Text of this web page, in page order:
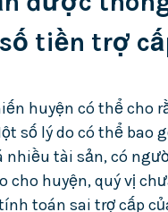
tiền trợ
huyện có thể cho
số lý do có thể
nhiều tài sản, có
cho huyện, quý vị
toán sai trợ cấp